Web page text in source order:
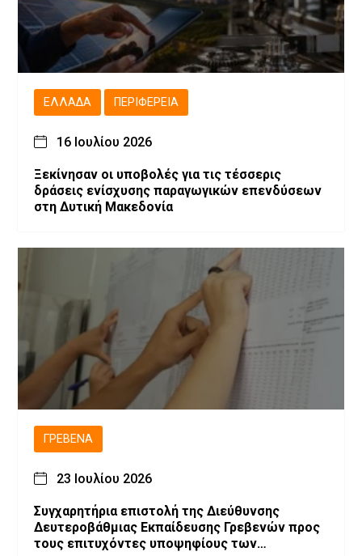
ΕΛΛΆΔΑ ΠΕΡΙΦΈΡΕΙΑ
16 Ιουλίου 2026
Ξεκίνησαν οι υποβολές για τις τέσσερις
δράσεις ενίσχυσης παραγωγικών επενδύσεων
στη Δυτική Μακεδονία
ΓΡΕΒΕΝΆ
23 Ιουλίου 2026
Συγχαρητήρια επιστολή της Διεύθυνσης
Δευτεροβάθμιας Εκπαίδευσης Γρεβενών προς
τους επιτυχόντες υποψηφίους των